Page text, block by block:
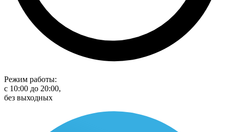
Режим работы:
с 10:00 до 20:00,
без выходных